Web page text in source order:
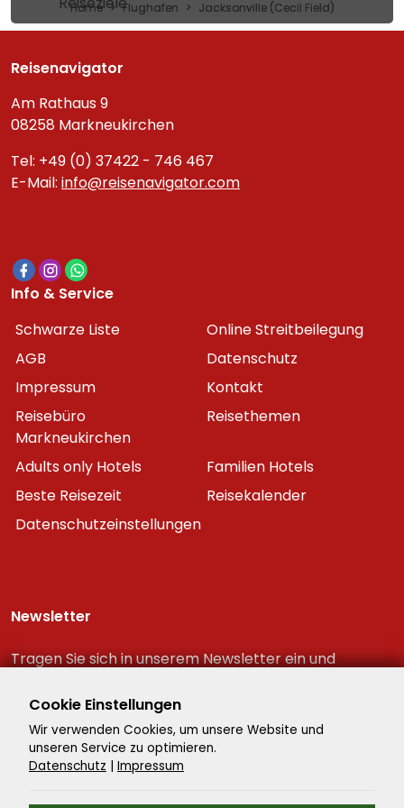
Home Flughafen Jacksonville (Cecil Field)
Reisenavigator
Am Rathaus 9
08258 Markneukirchen
Tel: +49 (0) 37422 - 746 467
E-Mail: info@reisenavigator.com
Info & Service
Schwarze Liste
Online Streitbeilegung
AGB
Datenschutz
Impressum
Kontakt
Reisebüro
Markneukirchen
Reisethemen
Adults only Hotels
Familien Hotels
Beste Reisezeit
Reisekalender
Datenschutzeinstellungen
Newsletter
Tragen Sie sich in unserem Newsletter ein und
Reiseschnäppchen!
Cookie Einstellungen
Wir verwenden Cookies, um unsere Website und
unseren Service zu optimieren.
Datenschutz | Impressum